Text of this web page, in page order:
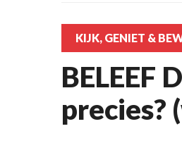
KIJK, GENIET &
BELEEF
precies?